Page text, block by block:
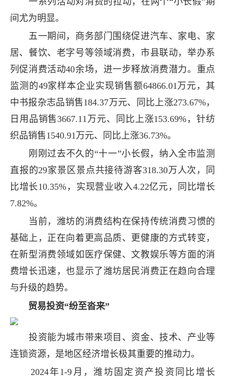
间尤为明显。
五一期间，商务部门围绕促进汽车、家电、家
居、餐饮、老字号等领域消费，市县联动，举办系
列促消费活动40余场，进一步释放消费潜力。重点
监测的49家样本企业实现销售额64866.01万元，其
中书报杂志品销售184.37万元、同比上涨273.67%，
日用品销售3667.11万元、同比上涨153.69%，针纺
织品销售1540.91万元、同比上涨36.73%。
刚刚过去不久的“十一”小长假，纳入全市监测
直报的29家景区景点共接待游客318.30万人次，同
比增长10.35%，实现营业收入4.22亿元，同比增长
7.82%。
当前，潍坊的消费结构在保持传统消费习惯的
基础上，正在向着更高品质、更健康的方式转变，
在新型消费领域如医疗保健、文教娱乐等方面的消
费增长迅速，也显示了潍坊居民消费正在趋向合理
与升级的趋势。
贸易投资“纷至沓来”
投资能为城市带来项目、资金、技术、产业等
连锁资源，是地区经济增长极其重要的推动力。
2024年1-9月，潍坊固定资产投资同比增长